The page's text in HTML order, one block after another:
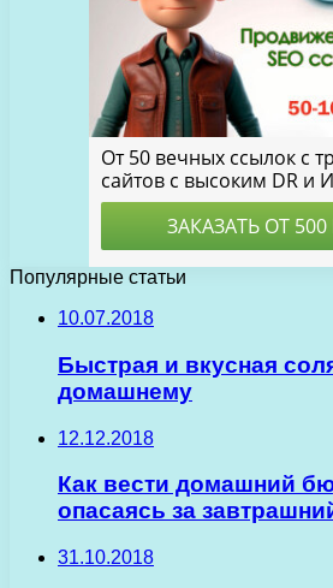
Популярные статьи
10.07.2018
Быстрая и вкусная
домашнему
12.12.2018
Как вести домашний
опасаясь за
31.10.2018